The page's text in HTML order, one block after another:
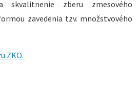
skvalitnenie zberu zmesového
zavedenia tzv. množstvového
ZKO.